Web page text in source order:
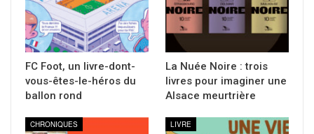
FC Foot, un livre-dont-
vous-êtes-le-héros du
ballon rond
La Nuée Noire : trois
livres pour imaginer une
Alsace meurtrière
CHRONIQUES LIVRE